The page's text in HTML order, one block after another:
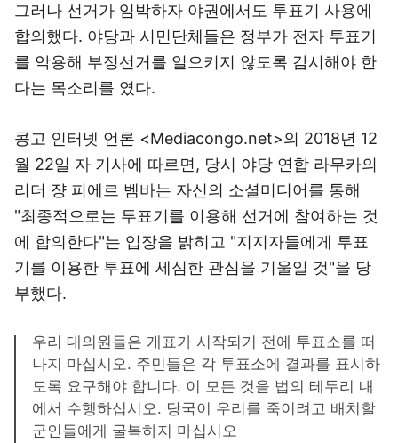
그러나 선거가 임박하자 야권에서도 투표기 사용에
합의했다. 야당과 시민단체들은 정부가 전자 투표기
를 악용해 부정선거를 일으키지 않도록 감시해야 한
다는 목소리를 였다.
콩고 인터넷 언론 <Mediacongo.net>의 2018년 12
월 22일 자 기사에 따르면, 당시 야당 연합 라무카의
리더 쟝 피에르 벰바는 자신의 소셜미디어를 통해
"최종적으로는 투표기를 이용해 선거에 참여하는 것
에 합의한다"는 입장을 밝히고 "지지자들에게 투표
기를 이용한 투표에 세심한 관심을 기울일 것"을 당
부했다.
우리 대의원들은 개표가 시작되기 전에 투표소를 떠
나지 마십시오. 주민들은 각 투표소에 결과를 표시하
도록 요구해야 합니다. 이 모든 것을 법의 테두리 내
에서 수행하십시오. 당국이 우리를 죽이려고 배치할
군인들에게 굴복하지 마십시오